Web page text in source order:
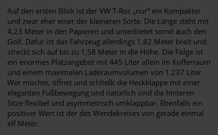
Auf den ersten Blick ist der VW T-Roc „nur“ ein Kompakter
und zwar eher einer der kleineren Sorte. Die Länge steht mit
4,23 Meter in den Papieren und unterbietet somit auch den
Golf. Dafür ist das Fahrzeug allerdings 1,82 Meter breit und
streckt sich auf bis zu 1,58 Meter in die Höhe. Die Folge ist
ein enormes Platzangebot mit 445 Liter allein im Kofferraum
und einem maximalen Laderaumvolumen von 1.237 Liter.
Wer möchte, öffnet und schließt die Heckklappe mit einer
eleganten Fußbewegung und natürlich sind die hinteren
Sitze flexibel und asymmetrisch umklappbar. Ebenfalls ein
positiver Wert ist der des Wendekreises von gerade einmal
elf Meter.